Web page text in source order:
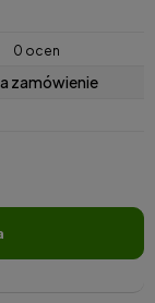
0 ocen
zamówienie